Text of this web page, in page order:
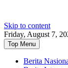
Skip to content
Friday, August 7,
Top Menu
Berita